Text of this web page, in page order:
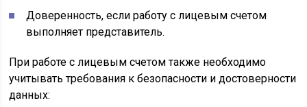
Доверенность, если работу с лицевым счетом
выполняет представитель.
При работе с лицевым счетом также необходимо
учитывать требования к безопасности и достоверности
данных: